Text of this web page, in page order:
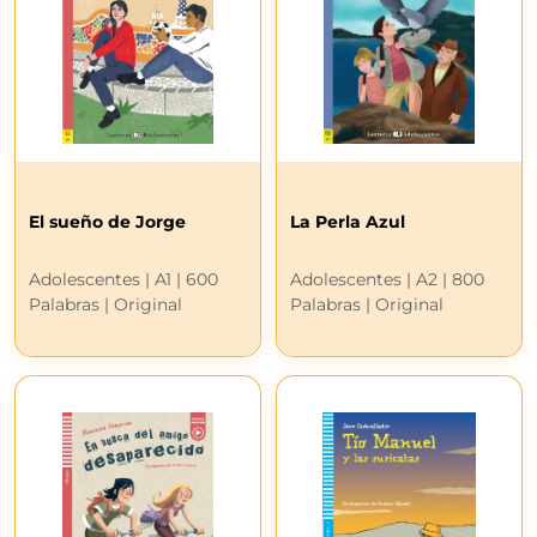
El sueño de Jorge
Adolescentes | A1 | 600
Palabras | Original
La Perla Azul
Adolescentes | A2 | 800
Palabras | Original